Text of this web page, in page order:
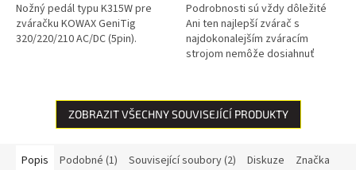
Nožný pedál typu K315W pre
zváračku KOWAX GeniTig
320/220/210 AC/DC (5pin).
Podrobnosti sú vždy dôležité
Ani ten najlepší zvárač s
najdokonalejším zváracím
strojom nemôže dosiahnuť
spotrebné diely. A...
ZOBRAZIT VŠECHNY SOUVISEJÍCÍ PRODUKTY
Popis Podobné (1) Související soubory (2) Diskuze Značka